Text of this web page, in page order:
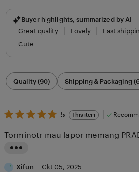
Buyer highlights, summarized by AI
Great quality
Lovely Fast
Cute
Filter
by
category
Quality (90) Shipping & Packaging
5
out
5
stars
5 This item
i
Torminotr mau lapor memang
Xifun Okt 05, 2025